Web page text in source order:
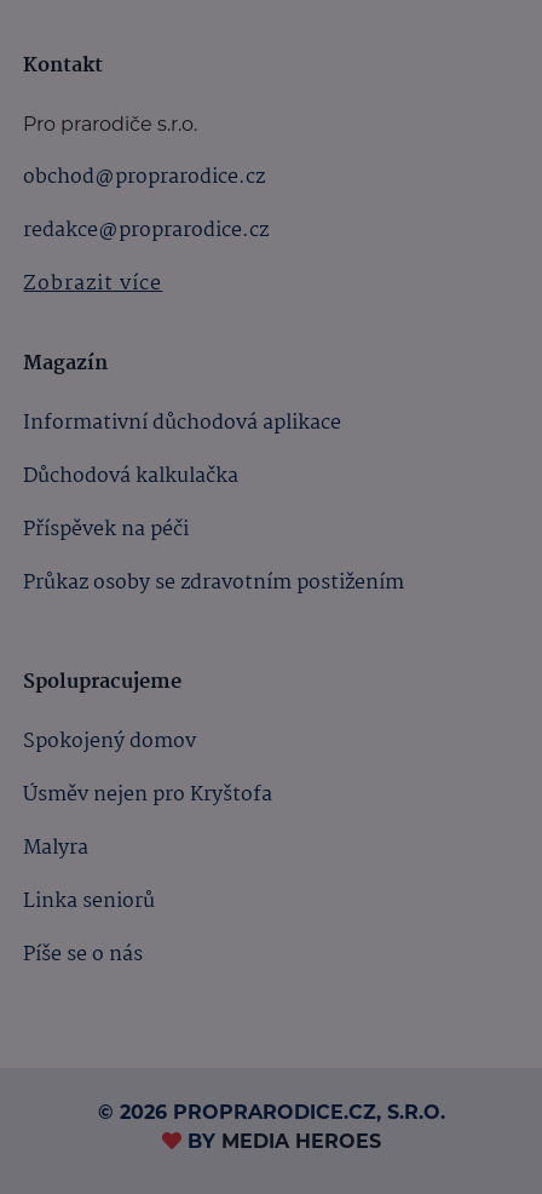
Kontakt
Pro prarodiče s.r.o.
obchod@proprarodice.cz
redakce@proprarodice.cz
Zobrazit více
Magazín
Informativní důchodová aplikace
Důchodová kalkulačka
Příspěvek na péči
Průkaz osoby se zdravotním postižením
Spolupracujeme
Spokojený domov
Úsměv nejen pro Kryštofa
Malyra
Linka seniorů
Píše se o nás
© 2026 PROPRARODICE.CZ, S.R.O.
BY MEDIA HEROES